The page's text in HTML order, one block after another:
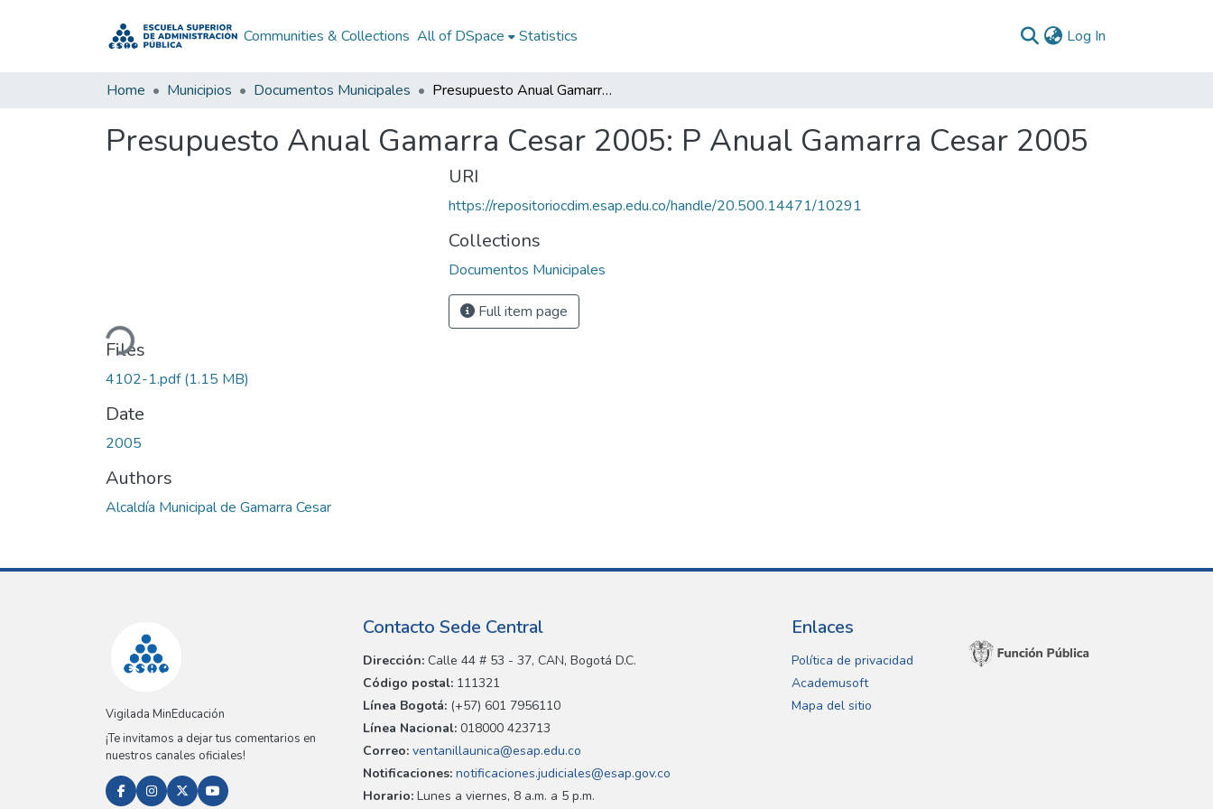
Communities & Collections All of DSpace Statistics Log In
Home Municipios Documentos Municipales Presupuesto Anual Gamarra Cesar 2005: P Anual Gamarra Cesar 2005
Presupuesto Anual Gamarra Cesar 2005: P Anual Gamarra Cesar 2005
Loading...
Files
4102-1.pdf(1.15 MB)
Date
2005
Authors
Alcaldía Municipal de Gamarra Cesar
URI
https://repositoriocdim.esap.edu.co/handle/20.500.14471/10291
Collections
Documentos Municipales
Full item page
Vigilada MinEducación
¡Te invitamos a dejar tus comentarios en
nuestros canales oficiales!
Contacto Sede Central
Dirección: Calle 44 # 53 - 37, CAN, Bogotá D.C.
Código postal: 111321
Línea Bogotá: (+57) 601 7956110
Línea Nacional: 018000 423713
Correo: ventanillaunica@esap.edu.co
Notificaciones: notificaciones.judiciales@esap.gov.co
Horario: Lunes a viernes, 8 a.m. a 5 p.m.
Enlaces
Política de privacidad
Academusoft
Mapa del sitio